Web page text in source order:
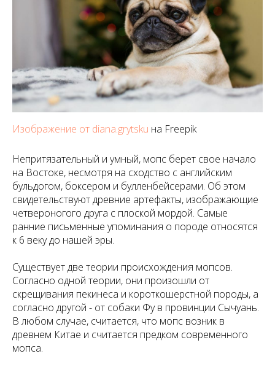
Изображение от diana.grytsku на Freepik
Непритязательный и умный, мопс берет свое начало
на Востоке, несмотря на сходство с английским
бульдогом, боксером и булленбейсерами. Об этом
свидетельствуют древние артефакты, изображающие
четвероногого друга с плоской мордой. Самые
ранние письменные упоминания о породе относятся
к 6 веку до нашей эры.
Существует две теории происхождения мопсов.
Согласно одной теории, они произошли от
скрещивания пекинеса и короткошерстной породы, а
согласно другой - от собаки Фу в провинции Сычуань.
В любом случае, считается, что мопс возник в
древнем Китае и считается предком современного
мопса.